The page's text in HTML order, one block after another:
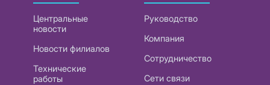
Центральные
новости
Новости филиалов
Технические
работы
Руководство
Компания
Сотрудничество
Сети связи